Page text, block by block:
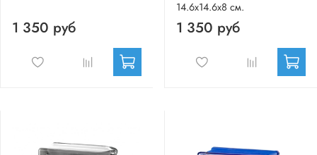
1 350 руб
14.6x14.6x8 см.
1 350 руб